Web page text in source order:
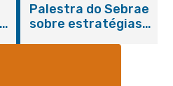
promovem
conscientização
sobre hanseníase
Palestra do Sebrae
sobre estratégias